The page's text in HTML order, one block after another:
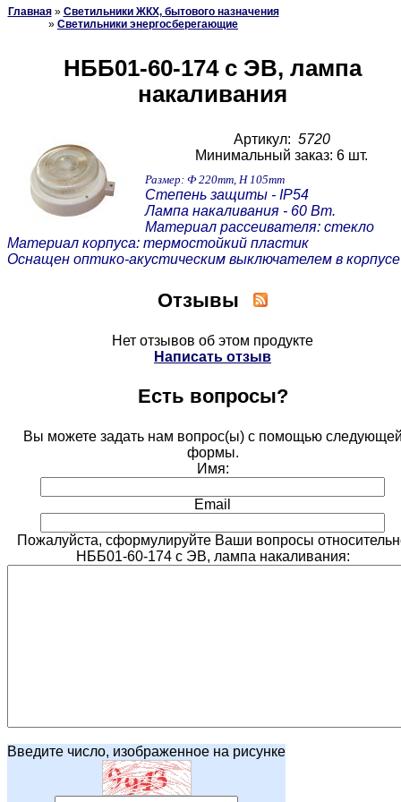
Главная» Светильники ЖКХ, бытового назначения
» Светильники энергосберегающие
НББ01-60-174 с ЭВ, лампа
накаливания
Артикул: 5720
Минимальный заказ: 6 шт.
Размер: Ф 220mm, H 105mm
Степень защиты - IP54
Лампа накаливания - 60 Вт.
Материал рассеивателя: стекло
Материал корпуса: термостойкий пластик
Оснащен оптико-акустическим выключателем в корпусе
Отзывы
Нет отзывов об этом продукте
Написать отзыв
Есть вопросы?
Вы можете задать нам вопрос(ы) с помощью
формы.
Имя:
Email
Пожалуйста, сформулируйте Ваши вопросы
НББ01-60-174 с ЭВ, лампа накаливания:
Введите число, изображенное на рисунке